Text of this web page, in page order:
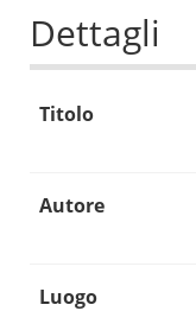
Dettagli
Titolo
Autore
Luogo